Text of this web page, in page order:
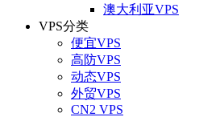
澳大利亚VPS
VPS分类
便宜VPS
高防VPS
动态VPS
外贸VPS
CN2 VPS